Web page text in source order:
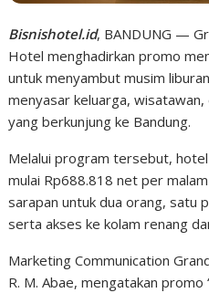
Bisnishotel.id, BANDUNG —
Hotel menghadirkan promo
untuk menyambut musim
menyasar keluarga,
yang berkunjung ke Bandung.
Melalui program tersebut,
mulai Rp688.818 net per
sarapan untuk dua orang, satu
serta akses ke kolam renang
Marketing Communication
R. M. Abae, mengatakan promo